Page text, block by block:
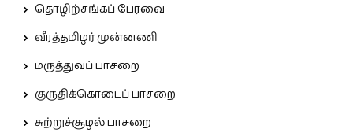
தொழிற்சங்கப் பேரவை
வீரத்தமிழர் முன்னணி
மருத்துவப் பாசறை
குருதிக்கொடைப் பாசறை
சுற்றுச்சூழல் பாசறை